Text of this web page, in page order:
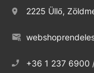
2225 Üllő,
+36 1 237 6900